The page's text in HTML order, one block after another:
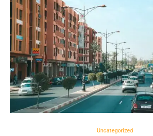
Uncategorized